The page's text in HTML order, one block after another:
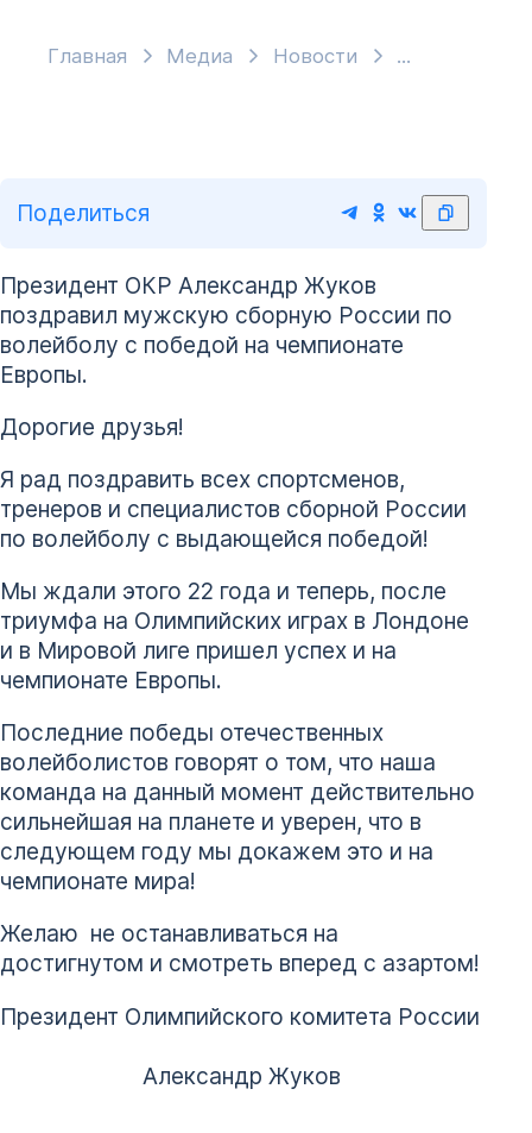
Главная Медиа Новости
Поделиться
Президент ОКР Александр Жуков
поздравил мужскую сборную России по
волейболу с победой на чемпионате
Европы.
Дорогие друзья!
Я рад поздравить всех спортсменов,
тренеров и специалистов сборной России
по волейболу с выдающейся победой!
Мы ждали этого 22 года и теперь, после
триумфа на Олимпийских играх в Лондоне
и в Мировой лиге пришел успех и на
чемпионате Европы.
Последние победы отечественных
волейболистов говорят о том, что наша
команда на данный момент действительно
сильнейшая на планете и уверен, что в
следующем году мы докажем это и на
чемпионате мира!
Желаю не останавливаться на
достигнутом и смотреть вперед с азартом!
Президент Олимпийского комитета России
Александр Жуков